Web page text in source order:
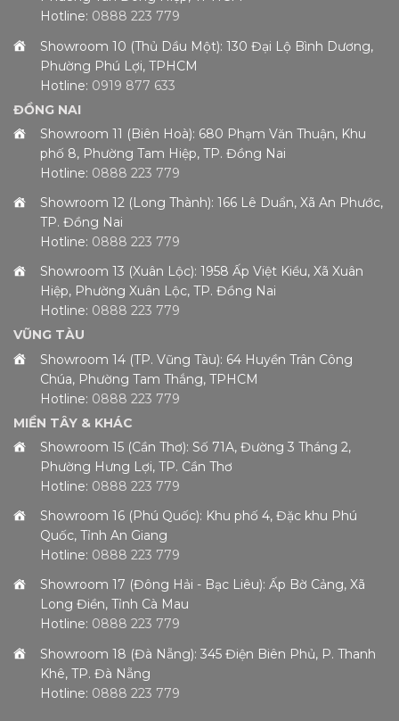
Hotline: 0888 223 779
Showroom 10 (Thủ Dầu Một): 130 Đại Lộ Bình Dương,
Phường Phú Lợi, TPHCM
Hotline: 0919 877 633
ĐỒNG NAI
Showroom 11 (Biên Hoà): 680 Phạm Văn Thuận, Khu
phố 8, Phường Tam Hiệp, TP. Đồng Nai
Hotline: 0888 223 779
Showroom 12 (Long Thành): 166 Lê Duẩn, Xã An Phước,
TP. Đồng Nai
Hotline: 0888 223 779
Showroom 13 (Xuân Lộc): 1958 Ấp Việt Kiều, Xã Xuân
Hiệp, Phường Xuân Lộc, TP. Đồng Nai
Hotline: 0888 223 779
VŨNG TÀU
Showroom 14 (TP. Vũng Tàu): 64 Huyền Trân Công
Chúa, Phường Tam Thắng, TPHCM
Hotline: 0888 223 779
MIỀN TÂY & KHÁC
Showroom 15 (Cần Thơ): Số 71A, Đường 3 Tháng 2,
Phường Hưng Lợi, TP. Cần Thơ
Hotline: 0888 223 779
Showroom 16 (Phú Quốc): Khu phố 4, Đặc khu Phú
Quốc, Tỉnh An Giang
Hotline: 0888 223 779
Showroom 17 (Đông Hải - Bạc Liêu): Ấp Bờ Cảng, Xã
Long Điền, Tỉnh Cà Mau
Hotline: 0888 223 779
Showroom 18 (Đà Nẵng): 345 Điện Biên Phủ, P. Thanh
Khê, TP. Đà Nẵng
Hotline: 0888 223 779